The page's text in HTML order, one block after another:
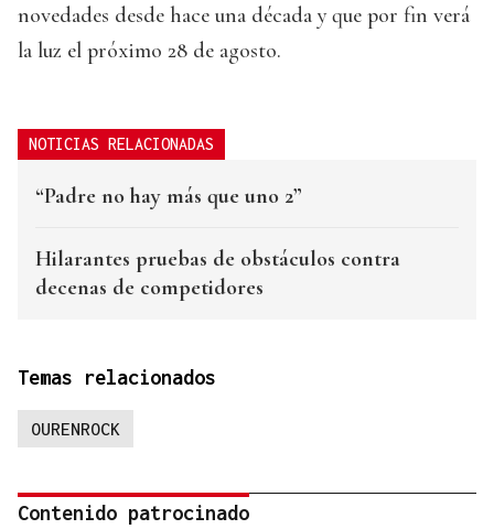
novedades desde hace una década y que por fin verá
la luz el próximo 28 de agosto.
NOTICIAS RELACIONADAS
“Padre no hay más que uno 2”
Hilarantes pruebas de obstáculos contra
decenas de competidores
Temas relacionados
OURENROCK
Contenido patrocinado